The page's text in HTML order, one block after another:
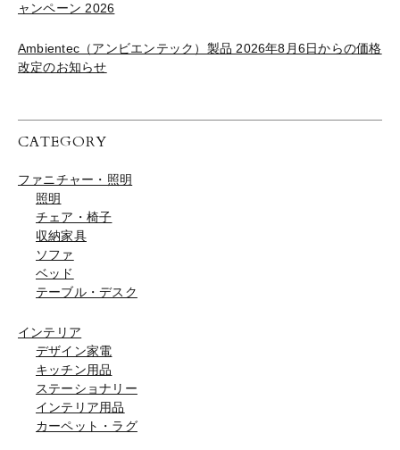
ャンペーン 2026
Ambientec（アンビエンテック）製品 2026年8月6日からの価格
改定のお知らせ
CATEGORY
ファニチャー・照明
照明
チェア・椅子
収納家具
ソファ
ベッド
テーブル・デスク
インテリア
デザイン家電
キッチン用品
ステーショナリー
インテリア用品
カーペット・ラグ